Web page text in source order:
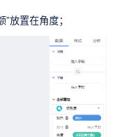
”放置在角度；